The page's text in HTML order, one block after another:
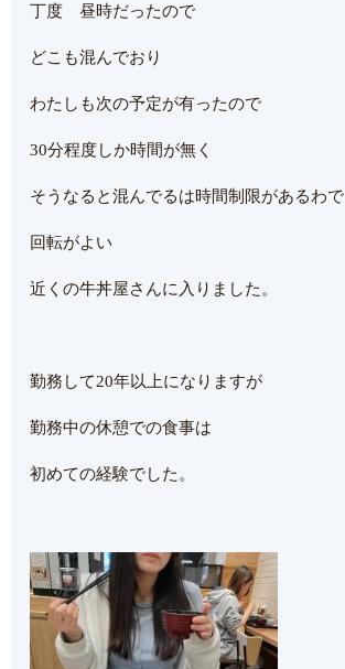
丁度 昼時だったので
どこも混んでおり
わたしも次の予定が有ったので
30分程度しか時間が無く
そうなると混んでるは時間制限があるわで
回転がよい
近くの牛丼屋さんに入りました。
勤務して20年以上になりますが
勤務中の休憩での食事は
初めての経験でした。